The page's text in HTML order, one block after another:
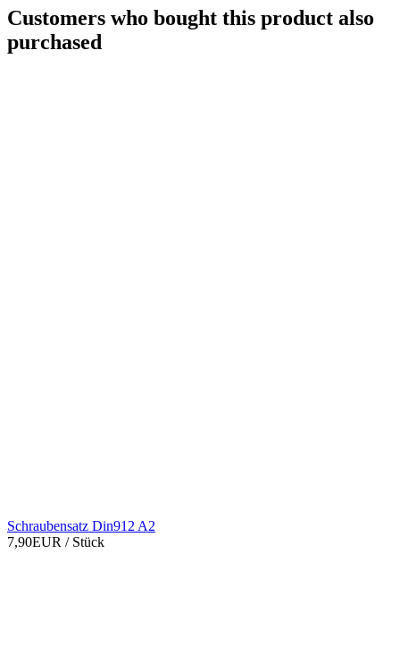
Customers who bought this product also
purchased
Schraubensatz Din912 A2
7,90EUR / Stück